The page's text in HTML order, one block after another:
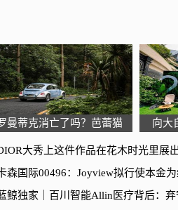
曼蒂克消亡了吗？芭蕾猫 向大
大秀上这件作品在花木时光里展
森国际00496：Joyview拟行使本金
鲸独家｜百川智能Allin医疗背后：